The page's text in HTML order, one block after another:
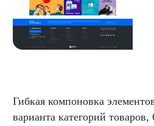
Гибкая компоновка
варианта категорий